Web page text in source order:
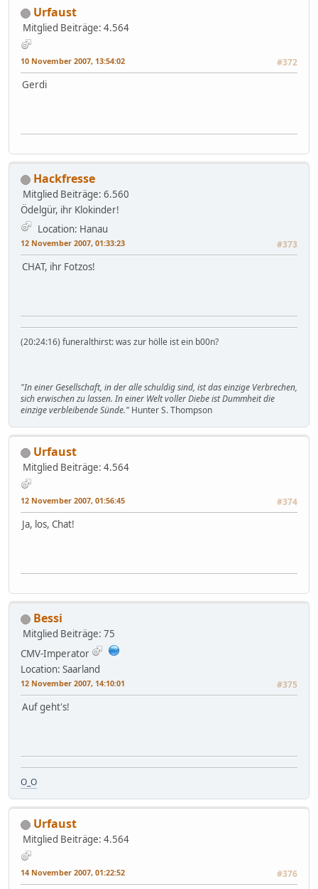
Urfaust
Mitglied Beiträge: 4.564
10 November 2007, 13:54:02 #372
Gerdi
Hackfresse
Mitglied Beiträge: 6.560
Ödelgür, ihr Klokinder!
Location: Hanau
12 November 2007, 01:33:23 #373
CHAT, ihr Fotzos!
(20:24:16) funeralthirst: was zur hölle ist ein b00n?
"In einer Gesellschaft, in der alle schuldig sind, ist das einzige Verbrechen,
sich erwischen zu lassen. In einer Welt voller Diebe ist Dummheit die
einzige verbleibende Sünde." Hunter S. Thompson
Urfaust
Mitglied Beiträge: 4.564
12 November 2007, 01:56:45 #374
Ja, los, Chat!
Bessi
Mitglied Beiträge: 75
CMV-Imperator
Location: Saarland
12 November 2007, 14:10:01 #375
Auf geht's!
O_O
Urfaust
Mitglied Beiträge: 4.564
14 November 2007, 01:22:52 #376